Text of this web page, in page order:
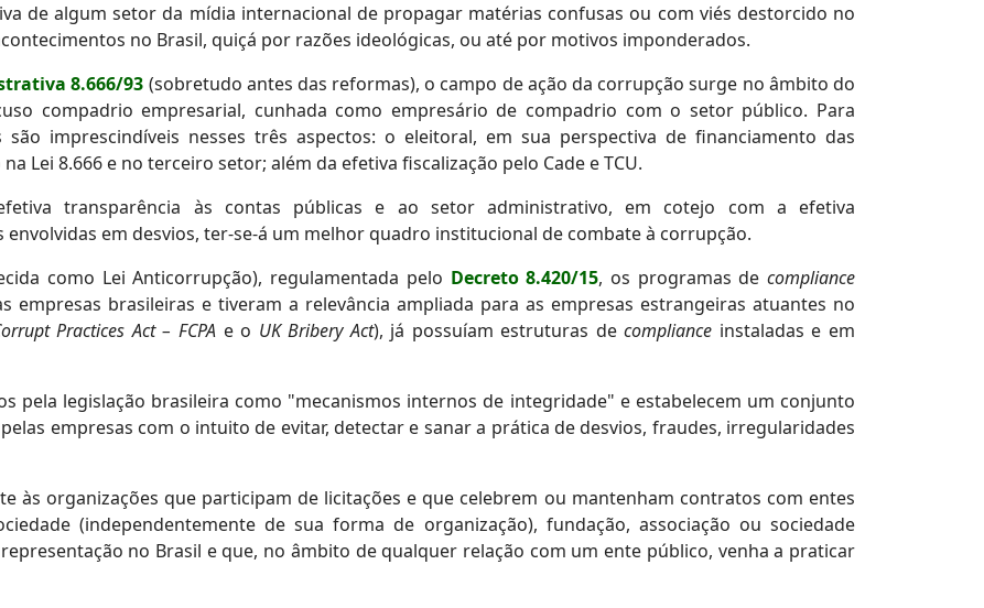
de algum setor da mídia internacional de propagar matérias confusas ou com viés destorcido no
no Brasil, quiçá por razões ideológicas, ou até por motivos imponderados.
8.666/93 (sobretudo antes das reformas), o campo de ação da corrupção surge no âmbito do
compadrio empresarial, cunhada como empresário de compadrio com o setor público. Para
imprescindíveis nesses três aspectos: o eleitoral, em sua perspectiva de financiamento das
Lei 8.666 e no terceiro setor; além da efetiva fiscalização pelo Cade e TCU.
transparência às contas públicas e ao setor administrativo, em cotejo com a efetiva
envolvidas em desvios, ter-se-á um melhor quadro institucional de combate à corrupção.
como Lei Anticorrupção), regulamentada pelo Decreto 8.420/15, os programas decompliance
empresas brasileiras e tiveram a relevância ampliada para as empresas estrangeiras atuantes no
Practices Act – FCPAe o UK Bribery Act), já possuíam estruturas decompliance instaladas e em
pela legislação brasileira como "mecanismos internos de integridade" e estabelecem um conjunto
empresas com o intuito de evitar, detectar e sanar a prática de desvios, fraudes, irregularidades
às organizações que participam de licitações e que celebrem ou mantenham contratos com entes
(independentemente de sua forma de organização), fundação, associação ou sociedade
no Brasil e que, no âmbito de qualquer relação com um ente público, venha a praticar